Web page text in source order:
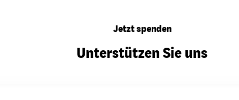
Jetzt spenden
Unterstützen Sie uns